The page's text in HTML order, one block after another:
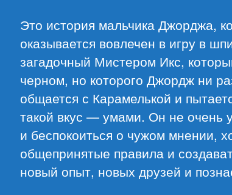
Это история мальчика Джорджа,
оказывается вовлечен в игру в
загадочный Мистером Икс,
черном, но которого Джордж ни
общается с Карамелькой и
такой вкус — умами. Он не очень
и беспокоиться о чужом мнении,
общепринятые правила и
новый опыт, новых друзей и